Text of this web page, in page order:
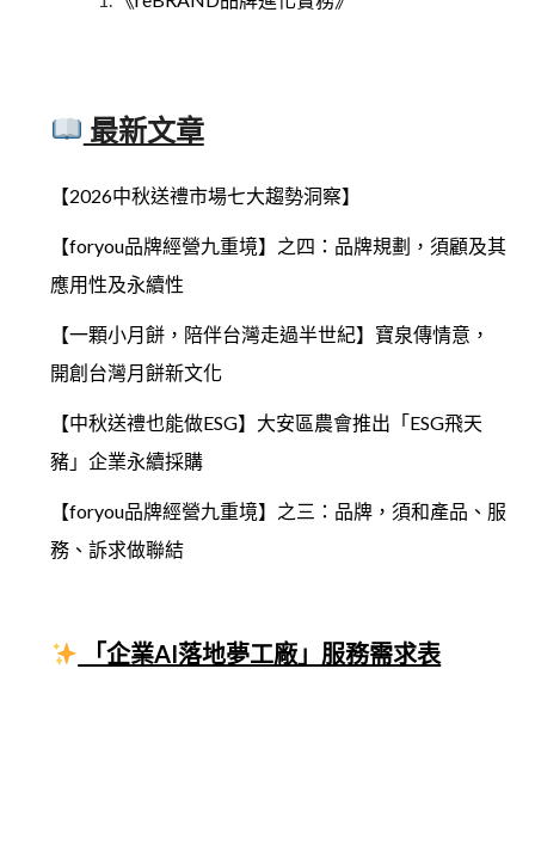
最新文章
【2026中秋送禮市場七大趨勢洞察】
【foryou品牌經營九重境】之四：品牌規劃，須顧及其
應用性及永續性
【一顆小月餅，陪伴台灣走過半世紀】寶泉傳情意，
開創台灣月餅新文化
【中秋送禮也能做ESG】大安區農會推出「ESG飛天
豬」企業永續採購
【foryou品牌經營九重境】之三：品牌，須和產品、服
務、訴求做聯結
「企業AI落地夢工廠」服務需求表